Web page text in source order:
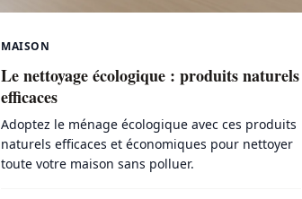
MAISON
Le nettoyage écologique : produits naturels
efficaces
Adoptez le ménage écologique avec ces produits
naturels efficaces et économiques pour nettoyer
toute votre maison sans polluer.